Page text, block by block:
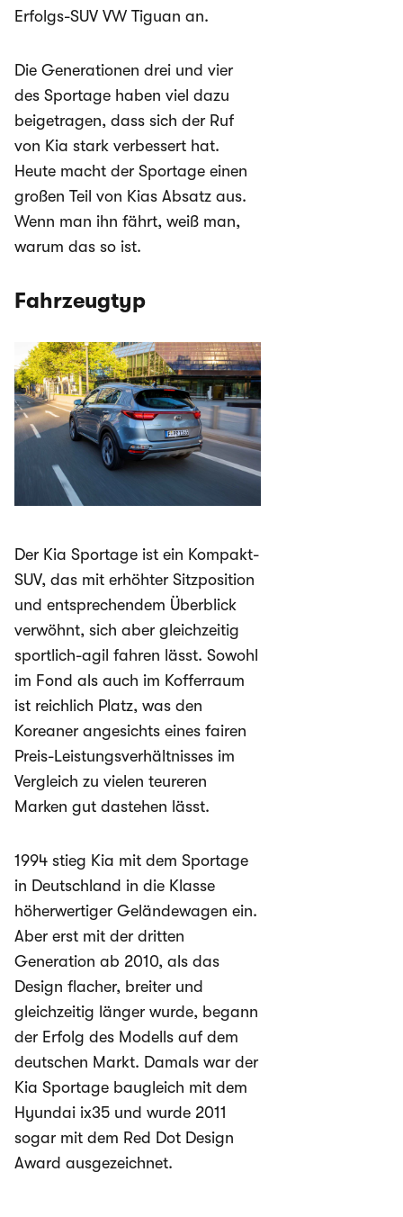
Erfolgs-SUV VW Tiguan an.
Die Generationen drei und vier
des Sportage haben viel dazu
beigetragen, dass sich der Ruf
von Kia stark verbessert hat.
Heute macht der Sportage einen
großen Teil von Kias Absatz aus.
Wenn man ihn fährt, weiß man,
warum das so ist.
Fahrzeugtyp
Der Kia Sportage ist ein Kompakt-
SUV, das mit erhöhter Sitzposition
und entsprechendem Überblick
verwöhnt, sich aber gleichzeitig
sportlich-agil fahren lässt. Sowohl
im Fond als auch im Kofferraum
ist reichlich Platz, was den
Koreaner angesichts eines fairen
Preis-Leistungsverhältnisses im
Vergleich zu vielen teureren
Marken gut dastehen lässt.
1994 stieg Kia mit dem Sportage
in Deutschland in die Klasse
höherwertiger Geländewagen ein.
Aber erst mit der dritten
Generation ab 2010, als das
Design flacher, breiter und
gleichzeitig länger wurde, begann
der Erfolg des Modells auf dem
deutschen Markt. Damals war der
Kia Sportage baugleich mit dem
Hyundai ix35 und wurde 2011
sogar mit dem Red Dot Design
Award ausgezeichnet.